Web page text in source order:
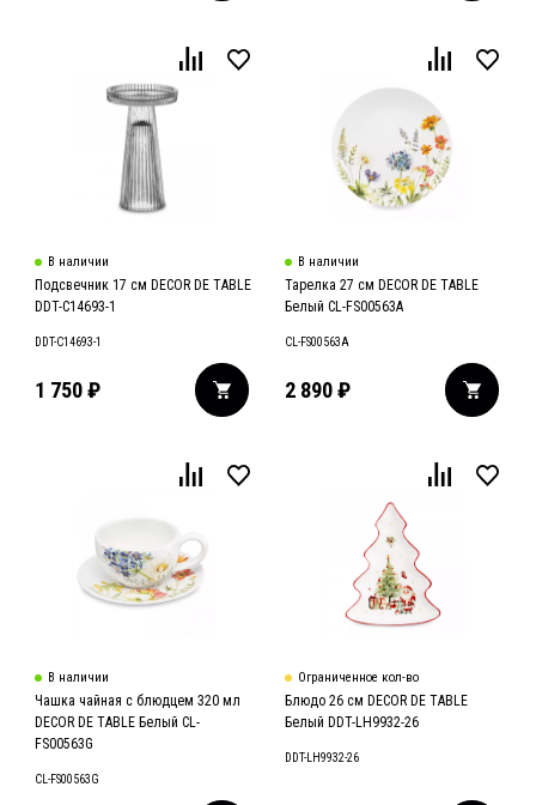
В наличии
Подсвечник 17 см DECOR DE TABLE
DDT-C14693-1
DDT-C14693-1
1 750₽
В наличии
Тарелка 27 см DECOR DE TABLE
Белый CL-FS00563A
CL-FS00563A
2 890 ₽
В наличии
Чашка чайная с блюдцем 320 мл
DECOR DE TABLE Белый CL-
FS00563G
CL-FS00563G
Ограниченное кол-во
Блюдо 26 см DECOR DE TABLE
Белый DDT-LH9932-26
DDT-LH9932-26